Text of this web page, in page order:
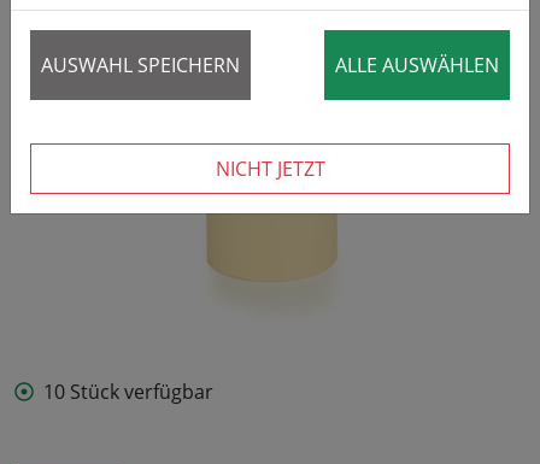
10 Stück verfügbar
AUSWAHL SPEICHERN ALLE AUSWÄHLEN
NICHT JETZT